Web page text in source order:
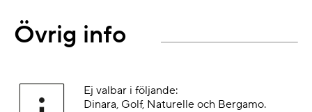
Övrig info
Ej valbar i följande:
Dinara, Golf, Naturelle och Bergamo.